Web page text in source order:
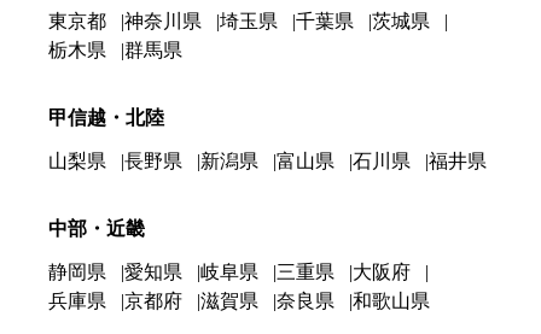
東京都 神奈川県 埼玉県 千葉県
茨城県
栃木県
群馬県
甲信越・北陸
山梨県 長野県 新潟県 富山県 石川県 福井県
中部・近畿
静岡県 愛知県 岐阜県 三重県
大阪府
兵庫県
京都府 滋賀県 奈良県 和歌山県